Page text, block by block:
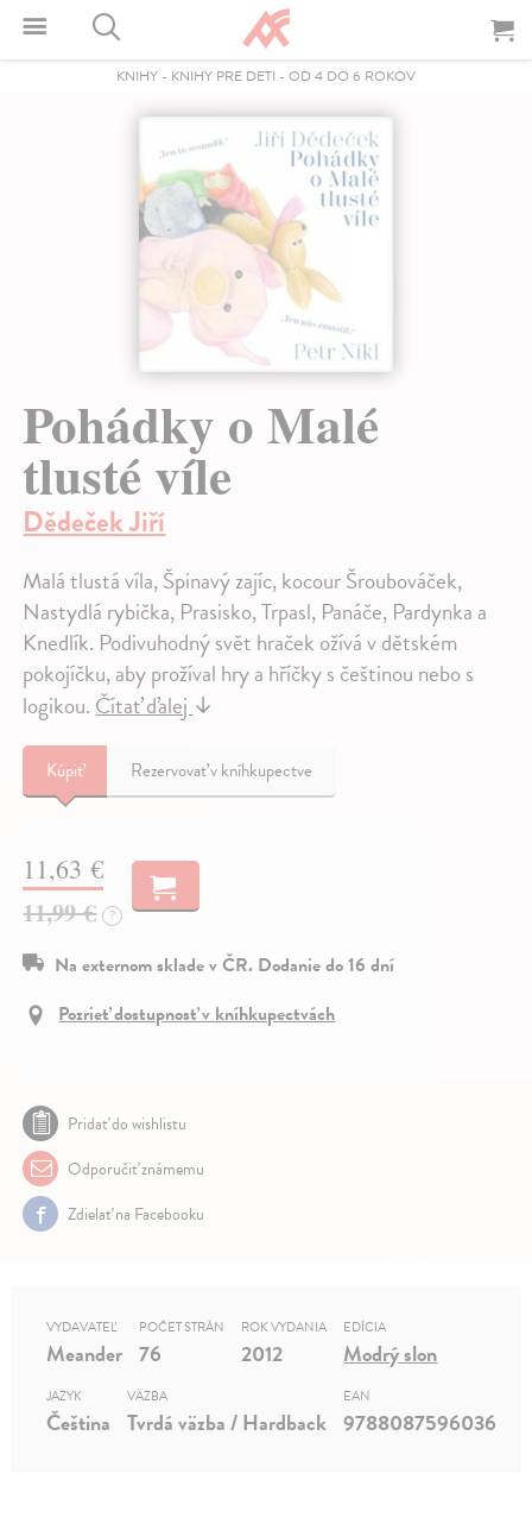
KNIHY - KNIHY PRE DETI - OD 4 DO 6 ROKOV
Pohádky o Malé
tlusté víle
Dědeček Jiří
Malá tlustá víla, Špinavý zajíc, kocour Šroubováček,
Nastydlá rybička, Prasisko, Trpasl, Panáče, Pardynka a
Knedlík. Podivuhodný svět hraček ožívá v dětském
pokojíčku, aby prožíval hry a hříčky s češtinou nebo s
logikou. Čítať ďalej ↓
Kúpiť Rezervovať v kníhkupectve
11,63 €
11,99 € ?
Na externom sklade v ČR. Dodanie do 16 dní
Pozrieť dostupnosť v kníhkupectvách
Pridať do wishlistu
Odporučiť známemu
Zdielať na Facebooku
VYDAVATEĽ
Meander
POČET STRÁN
76
ROK VYDANIA
2012
EDÍCIA
Modrý slon
JAZYK
Čeština
VÄZBA
Tvrdá väzba / Hardback
EAN
9788087596036